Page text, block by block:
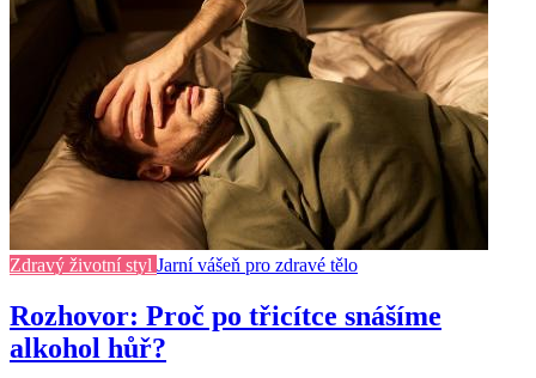
Zdravý životní styl Jarní vášeň pro zdravé tělo
Rozhovor: Proč po třicítce snášíme
alkohol hůř?